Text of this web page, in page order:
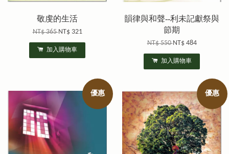
敬虔的生活
NT$ 365NT$ 321
加入購物車
韻律與和聲--利未記獻祭與
節期
NT$ 550NT$ 484
加入購物車
優惠 優惠